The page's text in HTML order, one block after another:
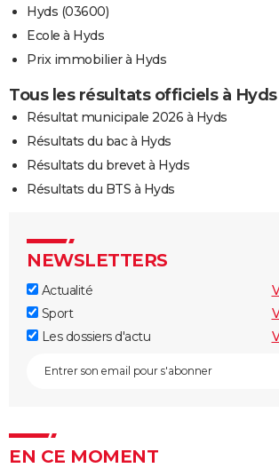
Hyds (03600)
Ecole à Hyds
Prix immobilier à Hyds
Tous les résultats officiels à Hyds
Résultat municipale 2026 à Hyds
Résultats du bac à Hyds
Résultats du brevet à Hyds
Résultats du BTS à Hyds
NEWSLETTERS
Actualité
Sport
Les dossiers d'actu
EN CE MOMENT